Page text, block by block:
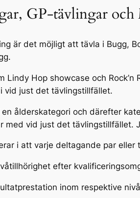
GP-tävlingar och
är det möjligt att tävla i Bugg,
Lindy Hop showcase och
vid just det tävlingstillfället.
ålderskategori och därefter
med vid just det tävlingstillfället.
i att varje deltagande par
efter
inom respektive nivå